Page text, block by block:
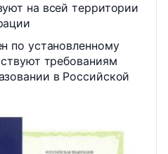
на всей территории
по установленному
требованиям
в Российской